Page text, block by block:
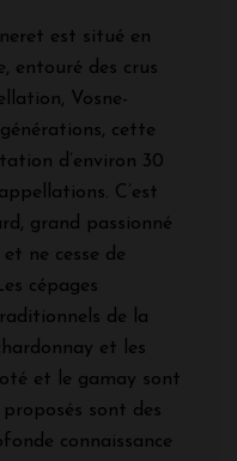
est situé en
entouré des crus
Vosne-
cette
d’environ 30
C’est
grand passionné
ne cesse de
cépages
de la
et les
et le gamay sont
sont des
connaissance